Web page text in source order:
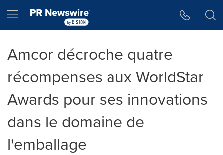
Hamburger menu
Amcor décroche quatre
récompenses aux WorldStar
Awards pour ses innovations
dans le domaine de
l'emballage